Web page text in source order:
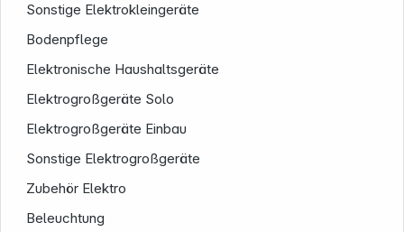
Sonstige Elektrokleingeräte
Bodenpflege
Elektronische Haushaltsgeräte
Elektrogroßgeräte Solo
Elektrogroßgeräte Einbau
Sonstige Elektrogroßgeräte
Zubehör Elektro
Beleuchtung